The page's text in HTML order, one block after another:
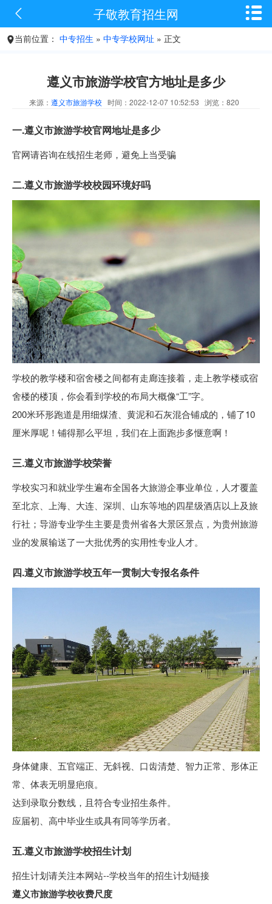
 子敬教育招生网 
当前位置： 中专招生 » 中专学校网址 » 正文
遵义市旅游学校官方地址是多少
来源： 遵义市旅游学校 时间：2022-12-07 10:52:53 浏览：820
一.遵义市旅游学校官网地址是多少
官网请咨询在线招生老师，避免上当受骗
二.遵义市旅游学校校园环境好吗
学校的教学楼和宿舍楼之间都有走廊连接着，走上教学楼或宿
舍楼的楼顶，你会看到学校的布局大概像“工”字。
200米环形跑道是用细煤渣、黄泥和石灰混合铺成的，铺了10
厘米厚呢！铺得那么平坦，我们在上面跑步多惬意啊！
三.遵义市旅游学校荣誉
学校实习和就业学生遍布全国各大旅游企事业单位，人才覆盖
至北京、上海、大连、深圳、山东等地的四星级酒店以上及旅
行社；导游专业学生主要是贵州省各大景区景点，为贵州旅游
业的发展输送了一大批优秀的实用性专业人才。
四.遵义市旅游学校五年一贯制大专报名条件
身体健康、五官端正、无斜视、口齿清楚、智力正常、形体正
常、体表无明显疤痕。
达到录取分数线，且符合专业招生条件。
应届初、高中毕业生或具有同等学历者。
五.遵义市旅游学校招生计划
招生计划请关注本网站--学校当年的招生计划链接
遵义市旅游学校收费尺度